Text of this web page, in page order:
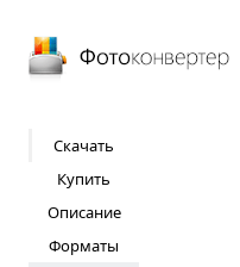
Скачать
Купить
Описание
Форматы